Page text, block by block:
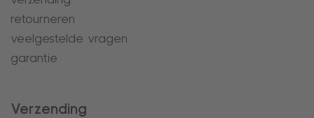
retourneren
veelgestelde vragen
garantie
Verzending